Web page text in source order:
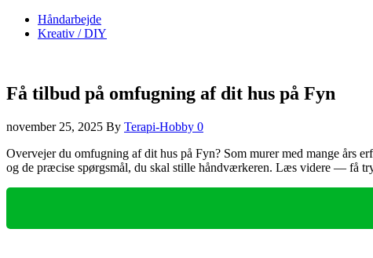
Håndarbejde
Kreativ / DIY
Få tilbud på omfugning af dit hus på Fyn
november 25, 2025 By Terapi-Hobby 0
Overvejer du omfugning af dit hus på Fyn? Som murer med mange års
og de præcise spørgsmål, du skal stille håndværkeren. Læs videre — få